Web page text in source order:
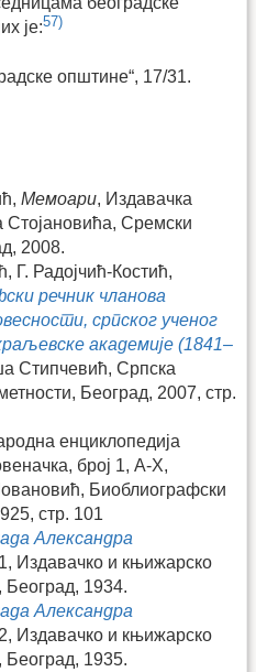
је:57)
општине“, 17/31.
Мемоари, Издавачка
Сремски
2008.
Г. Радојчић-Костић,
речник чланова
српског ученог
академије (1841–
Стипчевић, Српска
Београд, 2007, стр.
енциклопедија
број 1, А-Х,
Биоблиографски
стр. 101
Александра
Издавачко и књижарско
Београд, 1934.
Александра
Издавачко и књижарско
Београд, 1935.